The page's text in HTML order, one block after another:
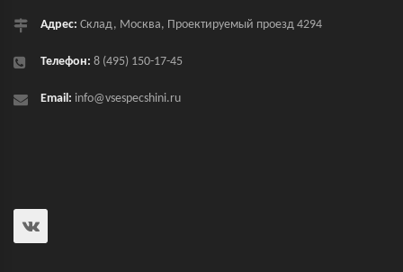
Адрес: Склад, Москва, Проектируемый проезд 4294
Телефон: 8 (495) 150-17-45
Email: info@vsespecshini.ru